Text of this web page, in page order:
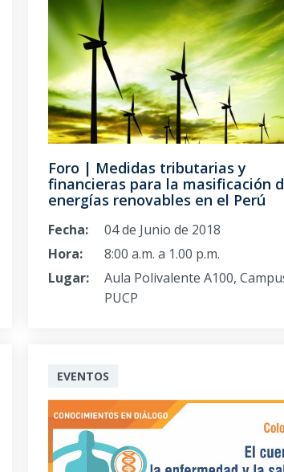
Foro | Medidas tributarias y
financieras para la masificación
energías renovables en el Perú
Fecha:
04 de Junio de 2018
Hora:
8:00 a.m. a 1.00 p.m.
Lugar:
Aula Polivalente A100,
PUCP
EVENTOS